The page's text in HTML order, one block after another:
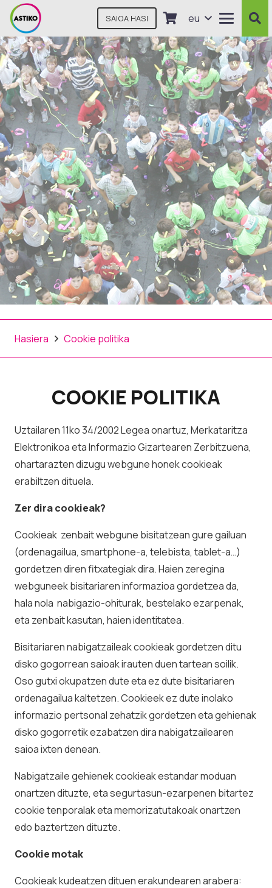
SAIOA HASI eu
Hasiera Cookie politika
COOKIE POLITIKA
Uztailaren 11ko 34/2002 Legea onartuz, Merkataritza
Elektronikoa eta Informazio Gizartearen Zerbitzuena,
ohartarazten dizugu webgune honek cookieak
erabiltzen dituela.
Zer dira cookieak?
Cookieak zenbait webgune bisitatzean gure gailuan
(ordenagailua, smartphone-a, telebista, tablet-a…)
gordetzen diren fitxategiak dira. Haien zeregina
webguneek bisitariaren informazioa gordetzea da,
hala nola nabigazio-ohiturak, bestelako ezarpenak,
eta zenbait kasutan, haien identitatea.
Bisitariaren nabigatzaileak cookieak gordetzen ditu
disko gogorrean saioak irauten duen tartean soilik.
Oso gutxi okupatzen dute eta ez dute bisitariaren
ordenagailua kaltetzen. Cookieek ez dute inolako
informazio pertsonal zehatzik gordetzen eta gehienak
disko gogorretik ezabatzen dira nabigatzailearen
saioa ixten denean.
Nabigatzaile gehienek cookieak estandar moduan
onartzen dituzte, eta segurtasun-ezarpenen bitartez
cookie tenporalak eta memorizatutakoak onartzen
edo baztertzen dituzte.
Cookie motak
Cookieak kudeatzen dituen erakundearen arabera: